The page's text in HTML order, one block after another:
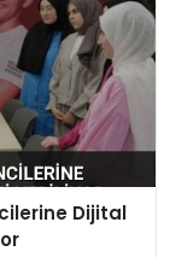
Dijital